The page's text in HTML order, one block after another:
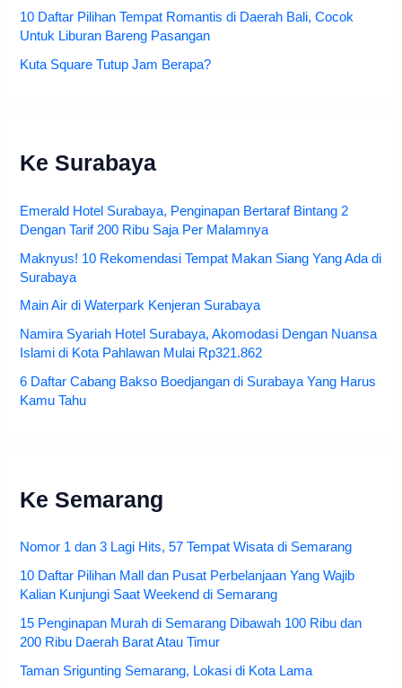
10 Daftar Pilihan Tempat Romantis di Daerah Bali, Cocok
Untuk Liburan Bareng Pasangan
Kuta Square Tutup Jam Berapa?
Ke Surabaya
Emerald Hotel Surabaya, Penginapan Bertaraf Bintang 2
Dengan Tarif 200 Ribu Saja Per Malamnya
Maknyus! 10 Rekomendasi Tempat Makan Siang Yang Ada di
Surabaya
Main Air di Waterpark Kenjeran Surabaya
Namira Syariah Hotel Surabaya, Akomodasi Dengan Nuansa
Islami di Kota Pahlawan Mulai Rp321.862
6 Daftar Cabang Bakso Boedjangan di Surabaya Yang Harus
Kamu Tahu
Ke Semarang
Nomor 1 dan 3 Lagi Hits, 57 Tempat Wisata di Semarang
10 Daftar Pilihan Mall dan Pusat Perbelanjaan Yang Wajib
Kalian Kunjungi Saat Weekend di Semarang
15 Penginapan Murah di Semarang Dibawah 100 Ribu dan
200 Ribu Daerah Barat Atau Timur
Taman Srigunting Semarang, Lokasi di Kota Lama